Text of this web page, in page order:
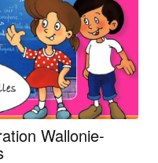
Wallonie-